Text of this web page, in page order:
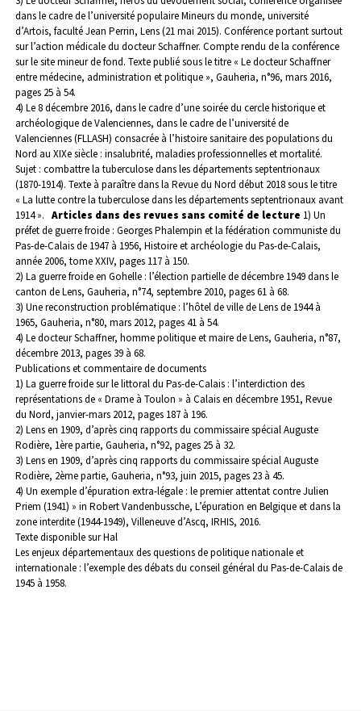
dans le cadre de l’université populaire Mineurs du monde, université
d’Artois, faculté Jean Perrin, Lens (21 mai 2015). Conférence portant surtout
sur l’action médicale du docteur Schaffner. Compte rendu de la conférence
sur le site mineur de fond. Texte publié sous le titre « Le docteur Schaffner
entre médecine, administration et politique », Gauheria, n°96, mars 2016,
pages 25 à 54.
4) Le 8 décembre 2016, dans le cadre d’une soirée du cercle historique et
archéologique de Valenciennes, dans le cadre de l’université de
Valenciennes (FLLASH) consacrée à l’histoire sanitaire des populations du
Nord au XIXe siècle : insalubrité, maladies professionnelles et mortalité.
Sujet : combattre la tuberculose dans les départements septentrionaux
(1870-1914). Texte à paraître dans la Revue du Nord début 2018 sous le titre
« La lutte contre la tuberculose dans les départements septentrionaux avant
1914 ». Articles dans des revues sans comité de lecture 1) Un
préfet de guerre froide : Georges Phalempin et la fédération communiste du
Pas-de-Calais de 1947 à 1956, Histoire et archéologie du Pas-de-Calais,
année 2006, tome XXIV, pages 117 à 150.
2) La guerre froide en Gohelle : l’élection partielle de décembre 1949 dans le
canton de Lens, Gauheria, n°74, septembre 2010, pages 61 à 68.
3) Une reconstruction problématique : l’hôtel de ville de Lens de 1944 à
1965, Gauheria, n°80, mars 2012, pages 41 à 54.
4) Le docteur Schaffner, homme politique et maire de Lens, Gauheria, n°87,
décembre 2013, pages 39 à 68.
Publications et commentaire de documents
1) La guerre froide sur le littoral du Pas-de-Calais : l’interdiction des
représentations de « Drame à Toulon » à Calais en décembre 1951, Revue
du Nord, janvier-mars 2012, pages 187 à 196.
2) Lens en 1909, d’après cinq rapports du commissaire spécial Auguste
Rodière, 1ère partie, Gauheria, n°92, pages 25 à 32.
3) Lens en 1909, d’après cinq rapports du commissaire spécial Auguste
Rodière, 2ème partie, Gauheria, n°93, juin 2015, pages 23 à 45.
4) Un exemple d’épuration extra-légale : le premier attentat contre Julien
Priem (1941) » in Robert Vandenbussche, L’épuration en Belgique et dans la
zone interdite (1944-1949), Villeneuve d’Ascq, IRHIS, 2016.
Texte disponible sur Hal
Les enjeux départementaux des questions de politique nationale et
internationale : l’exemple des débats du conseil général du Pas-de-Calais de
1945 à 1958.